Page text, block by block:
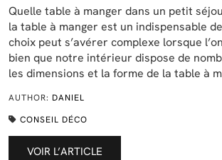
Quelle table à manger dans un petit
la table à manger est un indispensable
choix peut s’avérer complexe lorsque
bien que notre intérieur dispose de
les dimensions et la forme de la table à
AUTHOR: DANIEL
CONSEIL DÉCO
VOIR L’ARTICLE